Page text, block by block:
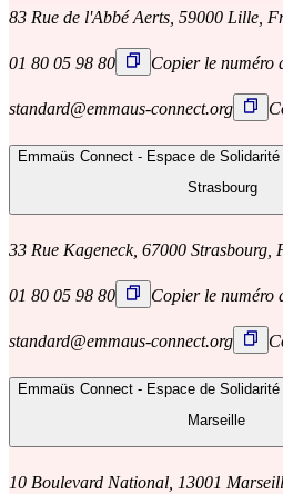
83 Rue de l'Abbé Aerts, 59000 Lille,
01 80 05 98 80 Copier le numéro
standard@emmaus-connect.org
Emmaüs Connect - Espace de
Strasbourg
33 Rue Kageneck, 67000 Strasbourg,
01 80 05 98 80 Copier le numéro
standard@emmaus-connect.org
Emmaüs Connect - Espace de
Marseille
10 Boulevard National, 13001